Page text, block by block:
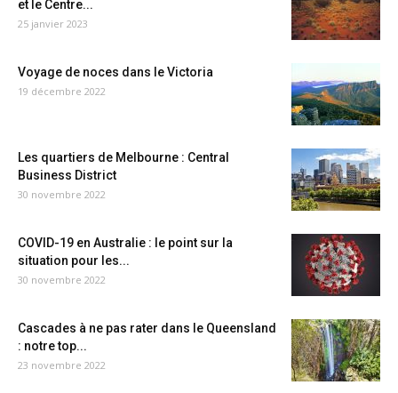
et le Centre...
25 janvier 2023
Voyage de noces dans le Victoria
19 décembre 2022
Les quartiers de Melbourne : Central
Business District
30 novembre 2022
COVID-19 en Australie : le point sur la
situation pour les...
30 novembre 2022
Cascades à ne pas rater dans le Queensland
: notre top...
23 novembre 2022